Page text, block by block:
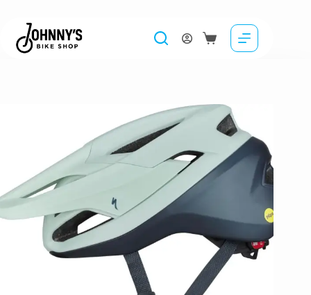
249.00lei Selectează opțiunile